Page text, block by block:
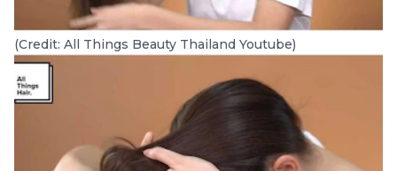
(Credit: All Things Beauty Thailand Youtube)